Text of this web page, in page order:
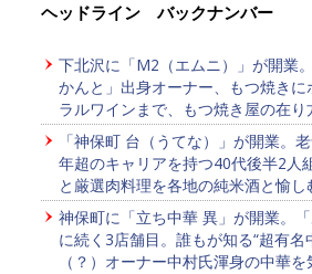
ヘッドライン バックナンバー
下北沢に「M2（エムニ）」が開業
かんと」出身オーナー、もつ焼きに
ラルワインまで、もつ焼き屋の在り
「神保町 台（うてな）」が開業。
年超のキャリアを持つ40代後半2人
と厳選肉料理を各地の純米酒と愉
神保町に「立ち中華 異」が開業。「
に続く3店舗目。誰もが知る“超有名
（？）オーナー中村氏渾身の中華